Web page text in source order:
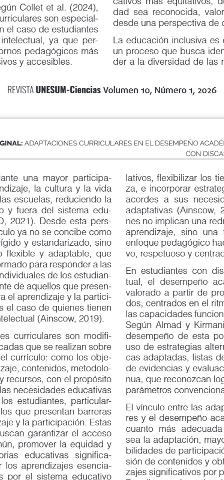
REVISTAUNESUM-CienciasVolumen 10, Número 1, 2026
Collet et al. (2024),
son especial
-
caso de estudiantes
ya que per
-
pedagógicos más
y accesibles.
dad sea reconocida, valorada
desde una perspectiva de
La educación inclusiva es
un proceso que busca
der a la diversidad de las
ADAPTACIONES CURRICULARES EN EL DESEMPEÑO
CON
una mayor participa
-
la cultura y la vida
escuelas, reduciendo la
fuera del sistema edu
-
Desde esta pers
-
ya no se concibe como
y estandarizado, sino
y adaptable, que
para responder a las
de los estudian
-
de aquellos que presen
-
aprendizaje y la partici
-
caso de quienes tienen
(Ainscow, 2019).
son modifi
-
que se realizan sobre
como los obje
-
contenidos, metodolo
-
con el propósito
educativas
particular
-
presentan barreras
y la participación. Estas
garantizar el acceso
promover la equidad y
educativas significa -
aprendizajes esencia
-
el sistema educativo
lativos, flexibilizar los
za, e incorporar
acordes a sus
adaptativas (Ainscow,
nes no implican una
aprendizaje,
sino una
enfoque pedagógico
vo, respetuoso y centrado
En estudiantes con
tual, el desempeño
valorado a partir de
dos, centrados en el ritmo
las capacidades
Según Almad y Kirmani
desempeño de esta
uso de estrategias
cas adaptadas, listas de
de evidencias y
nua, que reconozcan
parámetros
El vínculo entre las
res y el desempeño
cuanto
más
adecuada
sea la adaptación,
bilidades de participación
sión de contenidos y
zajes significativos por